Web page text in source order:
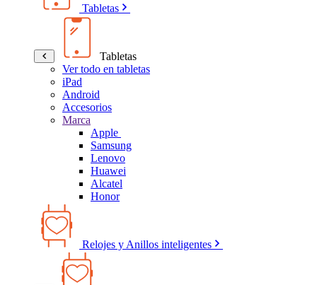
Tabletas
Tabletas
Ver todo en tabletas
iPad
Android
Accesorios
Marca
Apple
Samsung
Lenovo
Huawei
Alcatel
Honor
Relojes y Anillos inteligentes